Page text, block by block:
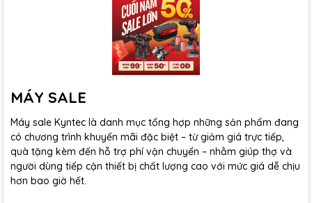
MÁY SALE
Máy sale Kyntec là danh mục tổng hợp những sản phẩm đang
có chương trình khuyến mãi đặc biệt – từ giảm giá trực tiếp,
quà tặng kèm đến hỗ trợ phí vận chuyển – nhằm giúp thợ và
người dùng tiếp cận thiết bị chất lượng cao với mức giá dễ chịu
hơn bao giờ hết.